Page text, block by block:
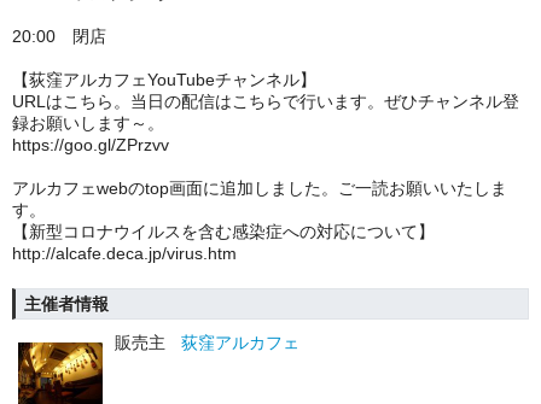
20:00 閉店
【荻窪アルカフェYouTubeチャンネル】
URLはこちら。当日の配信はこちらで行います。ぜひチャンネル登
録お願いします～。
https://goo.gl/ZPrzvv
アルカフェwebのtop画面に追加しました。ご一読お願いいたしま
す。
【新型コロナウイルスを含む感染症への対応について】
http://alcafe.deca.jp/virus.htm
主催者情報
販売主
荻窪アルカフェ